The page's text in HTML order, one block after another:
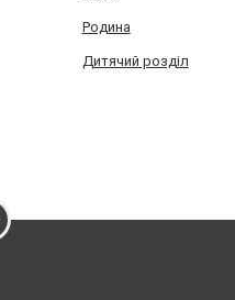
Родина
Дитячий розділ